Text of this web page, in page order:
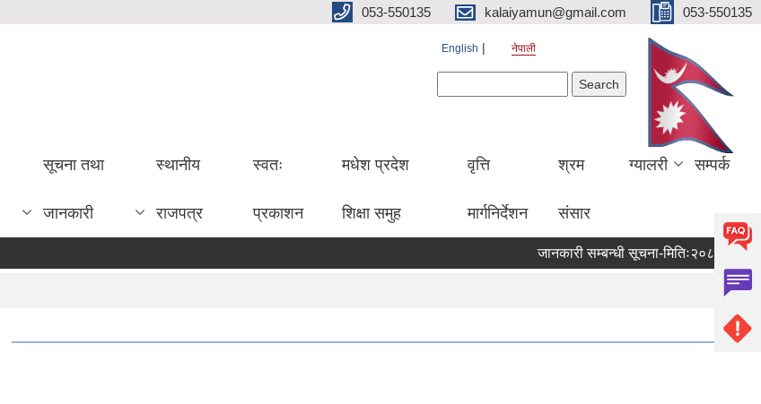
053-550135 kalaiyamun@gmail.com 053-550135
English नेपाली
सूचना तथा
जानकारी
स्थानीय
राजपत्र
स्वतः
प्रकाशन
मधेश प्रदेश
शिक्षा समुह
वृत्ति
मार्गनिर्देशन
श्रम
संसार
ग्यालरी सम्पर्क
जानकारी सम्बन्धी सूचना-मितिः२०८३।०४।२०